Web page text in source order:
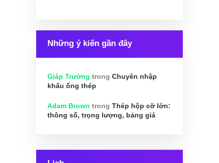
Những ý kiến gần đây
Giáp Trường trongChuyên nhập
khẩu ống thép
Adam Brown trongThép hộp cỡ lớn:
thông số, trọng lượng, bảng giá